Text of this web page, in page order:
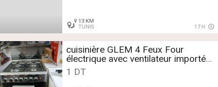
13 KM
TUNIS
17 H
cuisinière GLEM 4 Feux Four
électrique avec ventilateur importé
état comme neuf
1 DT